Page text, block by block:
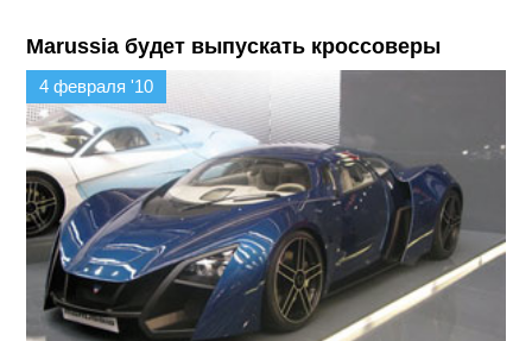
Marussia будет выпускать кроссоверы
4 февраля '10